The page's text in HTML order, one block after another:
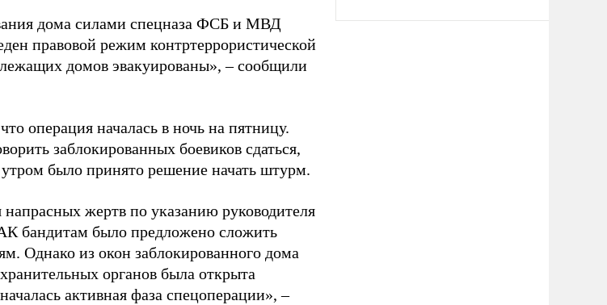
дома силами спецназа ФСБ и МВД
правовой режим контртеррористической
домов эвакуированы», – сообщили
операция началась в ночь на пятницу.
заблокированных боевиков сдаться,
утром было принято решение начать штурм.
жертв по указанию руководителя
бандитам было предложено сложить
Однако из окон заблокированного дома
органов была открыта
активная фаза спецоперации», –